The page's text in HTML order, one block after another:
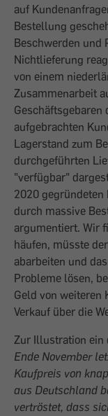
auf
Bestellung
Beschwerden und
Nichtlieferung
von einem
Zusammenarbeit
Geschäftsgebaren
aufgebrachten
Lagerstand zum
durchgeführten
"verfügbar"
2020
durch massive
argumentiert. Wir
häufen, müsste
abarbeiten und
Probleme lösen,
Geld von weiteren
Verkauf über die
Zur Illustration ein
Ende November
Kaufpreis von
aus Deutschland
vertröstet, dass